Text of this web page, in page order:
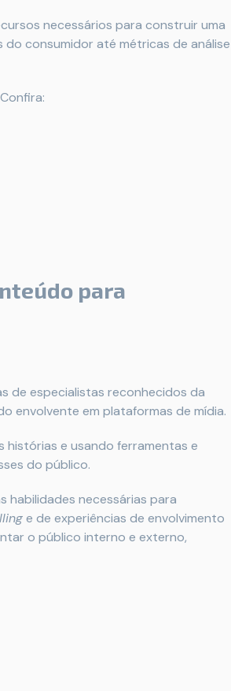
necessários para construir uma
consumidor até métricas de análise
para
de especialistas reconhecidos da
envolvente em plataformas de mídia.
histórias e usando ferramentas e
do público.
habilidades necessárias para
e de experiências de envolvimento
o público interno e externo,